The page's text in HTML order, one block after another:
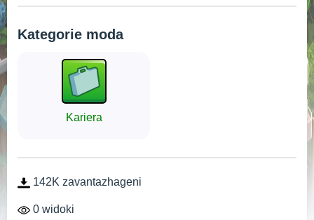
Kategorie moda
Kariera
142K zavantazhageni
0 widoki